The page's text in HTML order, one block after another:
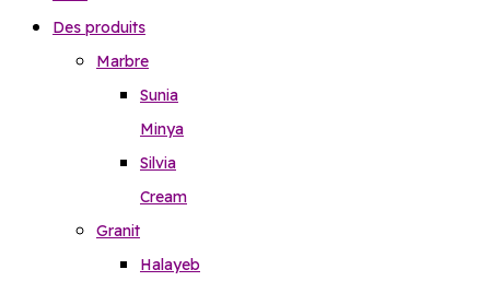
Des produits
Marbre
Sunia
Minya
Silvia
Cream
Granit
Halayeb